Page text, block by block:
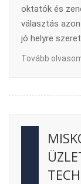
oktatók és
választás
jó helyre
Tovább